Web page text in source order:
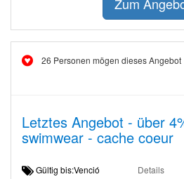
26 Personen mögen dieses Angebot
Letztes Angebot - über
swimwear - cache coeur
Gültig bis:Venció Details